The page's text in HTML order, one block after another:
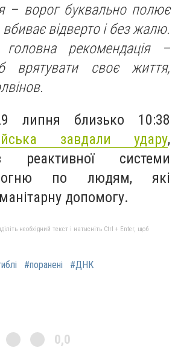
– ворог буквально полює
вбиває відверто і без жалю.
рекомендація –
врятувати своє життя,
липня близько 10:38
завдали удару,
реактивної системи
по людям, які
допомогу.
необхідний текст і натисніть Ctrl + Enter, щоб
#поранені #ДНК
0,0